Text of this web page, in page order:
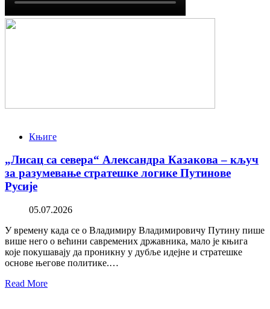
Књиге
„Лисац са севера“ Александра Казакова – кључ
за разумевање стратешке логике Путинове
Русије
05.07.2026
У времену када се о Владимиру Владимировичу Путину пише
више него о већини савремених државника, мало је књига
које покушавају да проникну у дубље идејне и стратешке
основе његове политике.…
Read More